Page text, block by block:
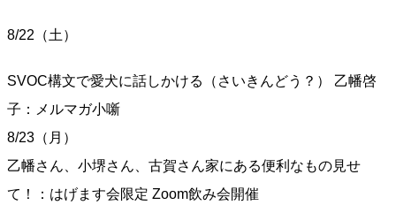
8/22（土）
SVOC構文で愛犬に話しかける（さいきんどう？） 乙幡啓
子：メルマガ小噺
8/23（月）
乙幡さん、小堺さん、古賀さん家にある便利なもの見せ
て！：はげます会限定 Zoom飲み会開催